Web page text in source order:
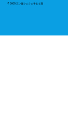
© 2025 三ツ藤クムクム子ども園